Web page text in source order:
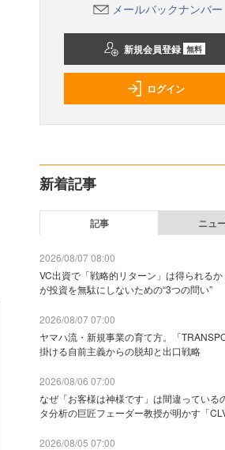
メールバックナンバー
新規会員登録 無料
ログイン
新着記事
記事 ニュ
2026/08/07 08:00
VC出資で「戦略的リターン」は得られる
が投資を無駄にしないための“3つの問い”
2026/08/07 07:00
ヤマハ流・新規事業の育て方。「
掛ける自前主義からの脱却と出口戦略
2026/08/06 07:00
なぜ「お客様は神様です」は間違っている
タ分析の巨匠フェーダー教授が明かす「
2026/08/05 07:00